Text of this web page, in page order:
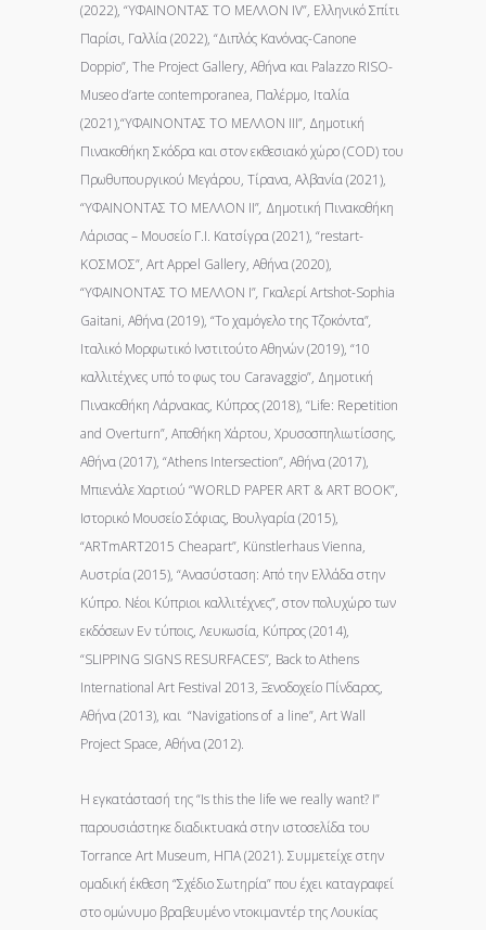
(2022), “ΥΦΑΙΝΟΝΤΑΣ ΤΟ ΜΕΛΛΟΝ IV”, Ελληνικό Σπίτι
Παρίσι, Γαλλία (2022), “Διπλός Κανόνας-Canone
Doppio”, The Project Gallery, Αθήνα και Palazzo RISO-
Museo d’arte contemporanea, Παλέρμο, Ιταλία
(2021),“ΥΦΑΙΝΟΝΤΑΣ ΤΟ ΜΕΛΛΟΝ IΙΙ”, Δημοτική
Πινακοθήκη Σκόδρα και στον εκθεσιακό χώρο (COD) του
Πρωθυπουργικού Μεγάρου, Τίρανα, Αλβανία (2021),
“ΥΦΑΙΝΟΝΤΑΣ ΤΟ ΜΕΛΛΟΝ ΙΙ”, Δημοτική Πινακοθήκη
Λάρισας – Μουσείο Γ.Ι. Κατσίγρα (2021), “restart-
ΚΟΣΜΟΣ”, Art Appel Gallery, Αθήνα (2020),
“ΥΦΑΙΝΟΝΤΑΣ ΤΟ ΜΕΛΛΟΝ I”, Γκαλερί Artshot-Sophia
Gaitani, Αθήνα (2019), “Το χαμόγελο της Τζοκόντα”,
Ιταλικό Μορφωτικό Ινστιτούτο Αθηνών (2019), “10
καλλιτέχνες υπό το φως του Caravaggio”, Δημοτική
Πινακοθήκη Λάρνακας, Κύπρος (2018), “Life: Repetition
and Overturn”, Αποθήκη Χάρτου, Χρυσοσπηλιωτίσσης,
Αθήνα (2017), “Athens Intersection”, Aθήνα (2017),
Μπιενάλε Χαρτιού “WORLD PAPER ART & ART BOOK”,
Ιστορικό Μουσείο Σόφιας, Βουλγαρία (2015),
“ARTmART2015 Cheapart”, Künstlerhaus Vienna,
Aυστρία (2015), “Ανασύσταση: Από την Ελλάδα στην
Κύπρο. Νέοι Κύπριοι καλλιτέχνες”, στον πολυχώρο των
εκδόσεων Εν τύποις, Λευκωσία, Κύπρος (2014),
“SLIPPING SIGNS RESURFACES”, Back to Athens
International Art Festival 2013, Ξενοδοχείο Πίνδαρος,
Αθήνα (2013), και “Navigations of a line”, Art Wall
Project Space, Αθήνα (2012).
Η εγκατάστασή της “Is this the life we really want? Ι”
παρουσιάστηκε διαδικτυακά στην ιστοσελίδα του
Torrance Art Museum, ΗΠΑ (2021). Συμμετείχε στην
ομαδική έκθεση “Σχέδιο Σωτηρία” που έχει καταγραφεί
στο ομώνυμο βραβευμένο ντοκιμαντέρ της Λουκίας